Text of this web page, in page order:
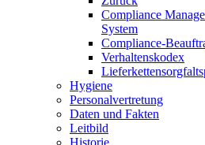
Compliance
System
Compliance-
Verhaltenskodex
Hygiene
Personalvertretung
Daten und Fakten
Leitbild
Historie